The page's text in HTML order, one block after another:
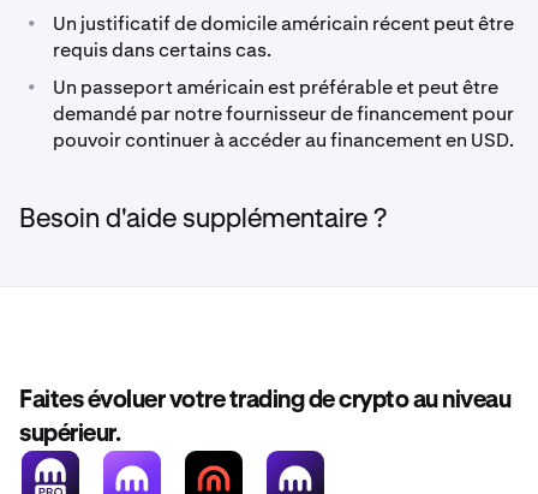
•
Un justificatif de domicile américain récent peut être
requis dans certains cas.
•
Un passeport américain est préférable et peut être
demandé par notre fournisseur de financement pour
pouvoir continuer à accéder au financement en USD.
Besoin d'aide supplémentaire ?
Faites évoluer votre trading de crypto au niveau
supérieur.